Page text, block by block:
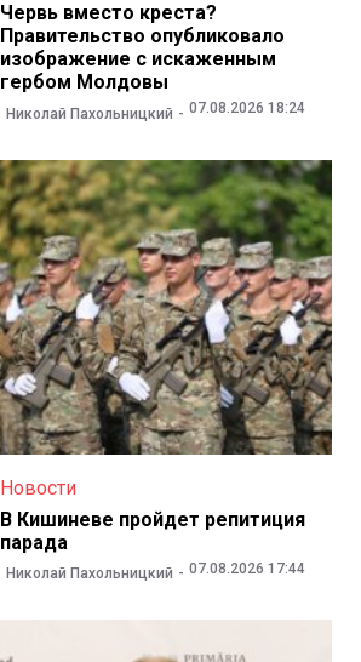
Червь вместо креста?
Правительство опубликовало
изображение с искаженным
гербом Молдовы
Николай Пахольницкий 07.08.2026 18:24
Новости
В Кишиневе пройдет репитиция
парада
Николай Пахольницкий 07.08.2026 17:44